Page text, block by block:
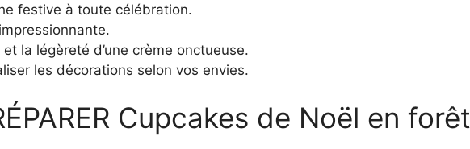
festive à toute célébration.
la légèreté d’une crème onctueuse.
les décorations selon vos envies.
Cupcakes de Noël en